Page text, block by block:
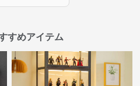
すめアイテム